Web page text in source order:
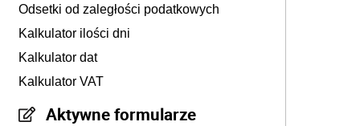
Odsetki od zaległości podatkowych
Kalkulator ilości dni
Kalkulator dat
Kalkulator VAT
Aktywne formularze